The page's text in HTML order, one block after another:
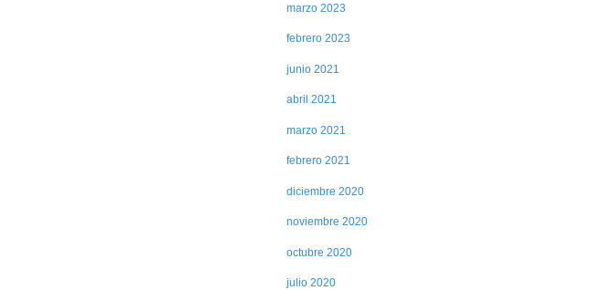
marzo 2023
febrero 2023
junio 2021
abril 2021
marzo 2021
febrero 2021
diciembre 2020
noviembre 2020
octubre 2020
julio 2020